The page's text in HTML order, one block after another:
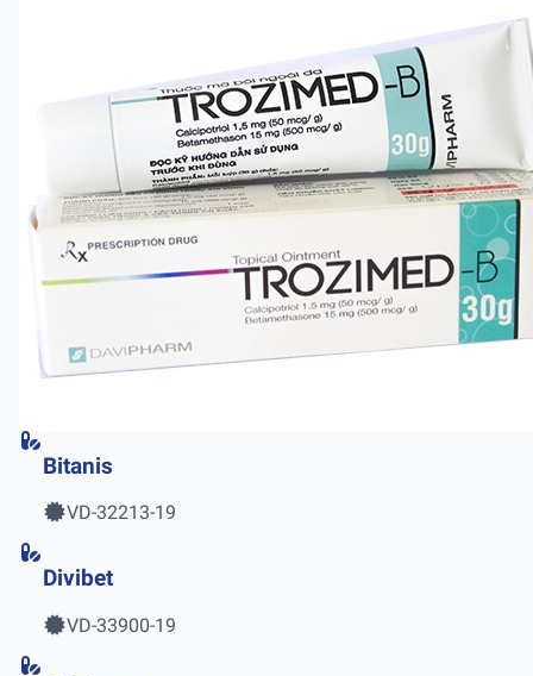
Bitanis
VD-32213-19
Divibet
VD-33900-19